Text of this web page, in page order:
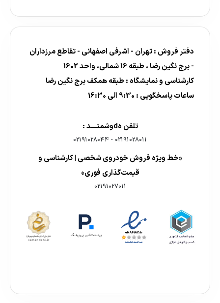
دفتر فروش : تهران - اشرفی اصفهانی - تقاطع مرزداران
- برج نگین رضا ، طبقه 16 شمالی، واحد 1602
کارشناسی و نمایشگاه : طبقه همکف برج نگین رضا
ساعات پاسخگویی : 9:30 الی 16:30
تلفن هdوشمنــــد :
02191028011
-
02191028044
«خط ویژه فروش خودروی شخصی | کارشناسی و
قیمت‌گذاری فوری»
02191027011